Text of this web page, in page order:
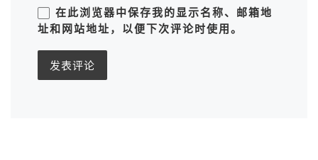
在此浏览器中保存我的显示名称、邮箱地
址和网站地址，以便下次评论时使用。